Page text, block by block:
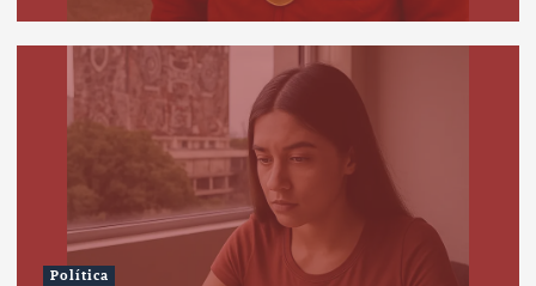
Política